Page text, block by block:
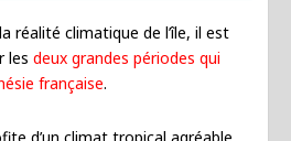
réalité climatique de l’île, il est
les deux grandes périodes qui
française.
d’un climat tropical agréable